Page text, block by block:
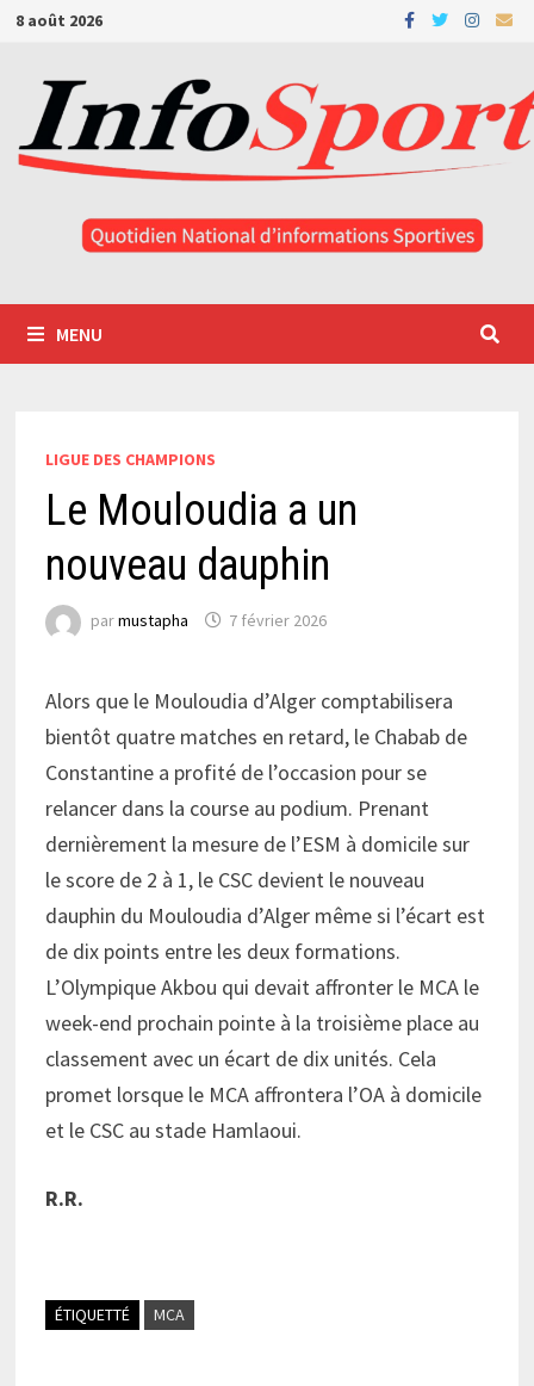
Passer
contenu
8 août 2026
MENU
LIGUE DES CHAMPIONS
Le Mouloudia a un
nouveau dauphin
parmustapha 7 février 2026
Alors que le Mouloudia d’Alger comptabilisera
bientôt quatre matches en retard, le Chabab de
Constantine a profité de l’occasion pour se
relancer dans la course au podium. Prenant
dernièrement la mesure de l’ESM à domicile sur
le score de 2 à 1, le CSC devient le nouveau
dauphin du Mouloudia d’Alger même si l’écart est
de dix points entre les deux formations.
L’Olympique Akbou qui devait affronter le MCA le
week-end prochain pointe à la troisième place au
classement avec un écart de dix unités. Cela
promet lorsque le MCA affrontera l’OA à domicile
et le CSC au stade Hamlaoui.
R.R.
ÉTIQUETTÉ MCA